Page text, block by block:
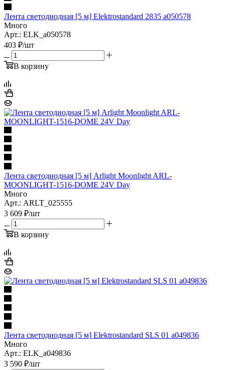
Лента светодиодная [5 м] Elektrostandard 2835 a050578
Много
Арт.: ELK_a050578
403 ₽/шт
В корзину
Лента светодиодная [5 м] Arlight Moonlight ARL-
MOONLIGHT-1516-DOME 24V Day
Много
Арт.: ARLT_025555
3 609 ₽/шт
В корзину
Лента светодиодная [5 м] Elektrostandard SLS 01 a049836
Много
Арт.: ELK_a049836
3 590 ₽/шт